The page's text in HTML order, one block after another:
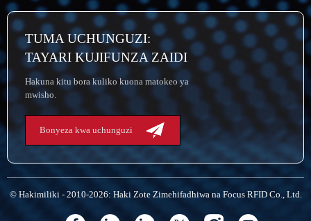
TUMA UCHUNGUZI:
TAYARI KUJIFUNZA ZAIDI
Hakuna kitu bora kuliko kuona matokeo ya
mwisho.
Bonyeza kwa uchunguzi
© Hakimiliki - 2010-2026: Haki Zote Zimehifadhiwa na Focus RFID Co., Ltd.